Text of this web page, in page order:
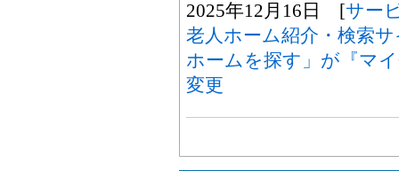
2025年12月16日 [サー
老人ホーム紹介・検索
ホームを探す」が『マ
変更